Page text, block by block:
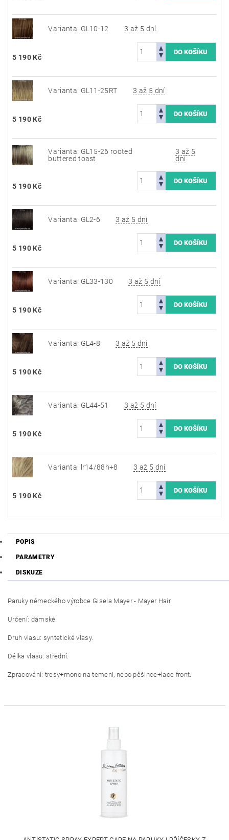
Varianta: GL10-12 3 až 5 dní
5 190 Kč
Varianta: GL11-25RT 3 až 5 dní
5 190 Kč
Varianta: GL15-26 rooted
buttered toast
3 až 5
dní
5 190 Kč
Varianta: GL2-6 3 až 5 dní
5 190 Kč
Varianta: GL33-130 3 až 5 dní
5 190 Kč
Varianta: GL4-8 3 až 5 dní
5 190 Kč
Varianta: GL44-51 3 až 5 dní
5 190 Kč
Varianta: lr14/88h+8 3 až 5 dní
5 190 Kč
POPIS
PARAMETRY
DISKUZE
Paruky německého výrobce Gisela Mayer - Mayer Hair.
Určení: dámské.
Druh vlasu: syntetické vlasy.
Délka vlasu: střední.
Zpracování: tresy+mono na temeni, nebo pěšince+lace front.